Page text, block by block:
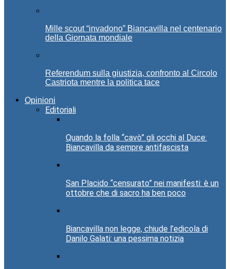
Mille scout “invadono” Biancavilla nel centenario
della Giornata mondiale
Referendum sulla giustizia, confronto al Circolo
Castriota mentre la politica tace
Opinioni
Editoriali
Quando la folla “cavò” gli occhi al Duce:
Biancavilla da sempre antifascista
San Placido “censurato” nei manifesti: è un
ottobre che di sacro ha ben poco
Biancavilla non legge, chiude l’edicola di
Danilo Galati: una pessima notizia